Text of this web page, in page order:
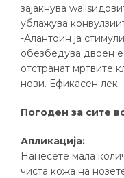
зајакнува
ублажува
-Алантоин ја
обезбедува двоен
отстранат мртвите
нови. Ефикасен лек.
Погоден за сите
Апликација:
Нанесете мала
чиста кожа на